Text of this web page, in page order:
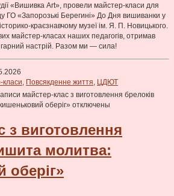
«Вишивка Art», провели майстер-класи для
ГО «Запорозькі Берегині» До Дня вишиванки у
краєзнавчому музеї ім. Я. П. Новицького.
майстер-класах наших педагогів, отримав
гарний настрій. Разом ми — сила!
класи Повсякденне життя ЦДЮТ
майстер-клас з виготовлення брелоків
оберіг» отключены
з виготовлення
молитва:
оберіг»